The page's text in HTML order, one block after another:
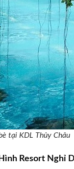
tại KDL Thủy Châu
Resort Nghỉ